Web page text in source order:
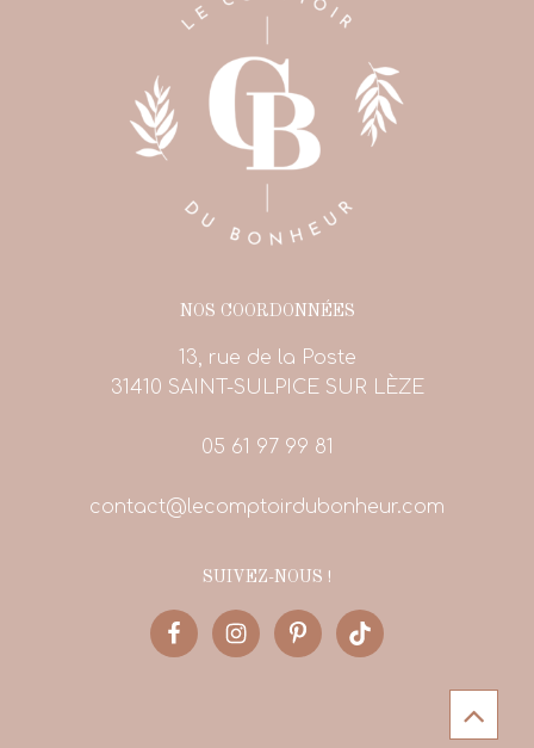
NOS COORDONNÉES
13, rue de la Poste
31410 SAINT-SULPICE SUR LÈZE
05 61 97 99 81
contact@lecomptoirdubonheur.com
SUIVEZ-NOUS !